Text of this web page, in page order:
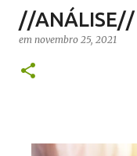
agosto 07, 2026
SAÚDE
//
em novembro 25, 2021